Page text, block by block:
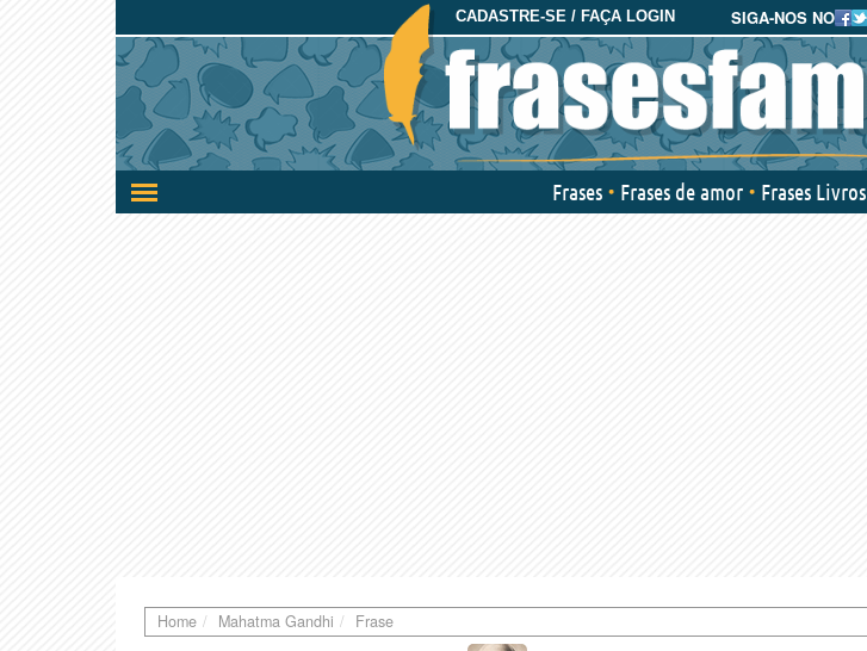
SIGA-NOS NO
CADASTRE-SE / FAÇA LOGIN
Ativar/desativar
a
Frases Frases de amor Frases Livros
Home Mahatma Gandhi Frase